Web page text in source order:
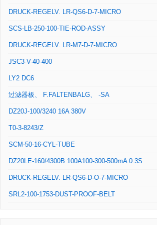
DRUCK-REGELV. LR-QS6-D-7-MICRO
SCS-LB-250-100-TIE-ROD-ASSY
DRUCK-REGELV. LR-M7-D-7-MICRO
JSC3-V-40-400
LY2 DC6
过滤器板、 F.FALTENBALG、 -SA
DZ20J-100/3240 16A 380V
T0-3-8243/Z
SCM-50-16-CYL-TUBE
DZ20LE-160/4300B 100A100-300-500mA 0.3S
DRUCK-REGELV. LR-QS6-D-O-7-MICRO
SRL2-100-1753-DUST-PROOF-BELT